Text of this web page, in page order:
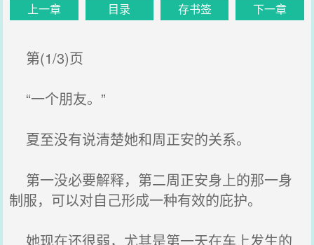
上一章 目录 存书签 下一章
第(1/3)页
“一个朋友。”
夏至没有说清楚她和周正安的关系。
第一没必要解释，第二周正安身上的那一身
制服，可以对自己形成一种有效的庇护。
她现在还很弱，尤其是第一天在车上发生的